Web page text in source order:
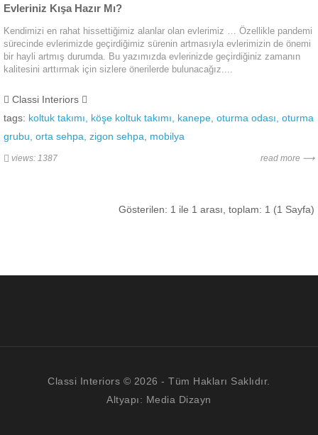
Evleriniz Kışa Hazır Mı?
Kendimizi en rahat hissettiğimiz alanlar olan evlerimiz … Özellikle pandemi
sürecinde evlerimizde geçirdiğimiz sürenin artmasıyla evlerimizin de önemi
bir hayli artmış durumda. Bu yazımızda evlerinizde geçirdiğiniz zamanın
kalitesini arttırmak için sizlere önerilerde bulunacağız....
Classi Interiors
tags: koltuk takımı köşe koltuk takımı kanepe oturma odası oturma
grubu orta sehpa zigon sehpa mobilya
views: 1387 read more ⟶
Gösterilen: 1 ile 1 arası, toplam: 1 (1 Sayfa)
Classi Interiors © 2026 - Tüm Hakları Saklıdır.
Altyapı: Media Dizayn